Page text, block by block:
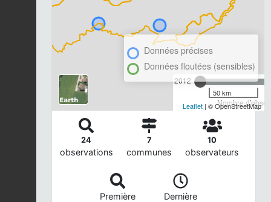
2012
Nombre
Données précises
Données floutées (sensibles)
50 km
Leaflet | © OpenStreetMap
24
observations
7
communes
10
observateurs
Première
Dernière